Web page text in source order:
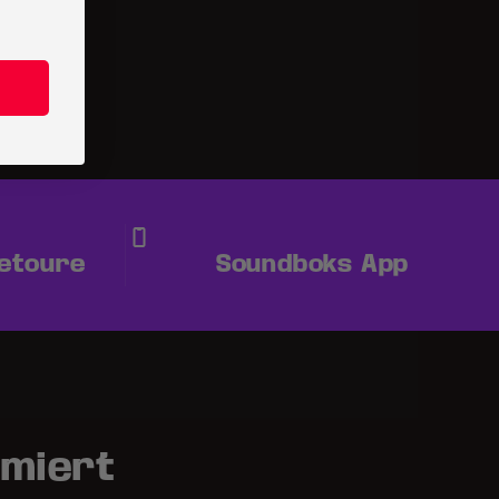
Soundboks App